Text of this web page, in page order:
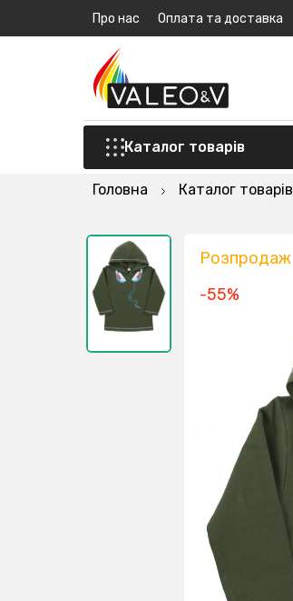
Про нас Оплата та доставка
Каталог товарів
Головна Каталог товарів
Розпродаж
-55%